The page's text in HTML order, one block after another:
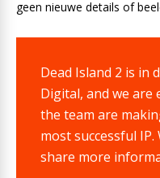
geen nieuwe details of
Dead Island 2 is in
Digital, and we are
the team are
most successful
share more